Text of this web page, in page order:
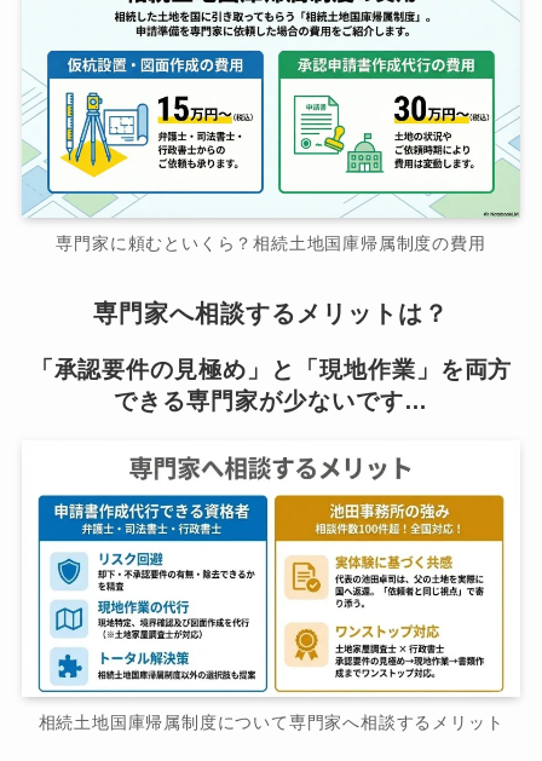
専門家に頼むといくら？相続土地国庫帰属制度の費用
専門家へ相談するメリットは？
「承認要件の見極め」と「現地作業」を両方
できる専門家が少ないです…
相続土地国庫帰属制度について専門家へ相談するメリット